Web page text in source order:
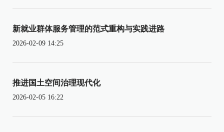
新就业群体服务管理的范式重构与实践进路
2026-02-09 14:25
推进国土空间治理现代化
2026-02-05 16:22